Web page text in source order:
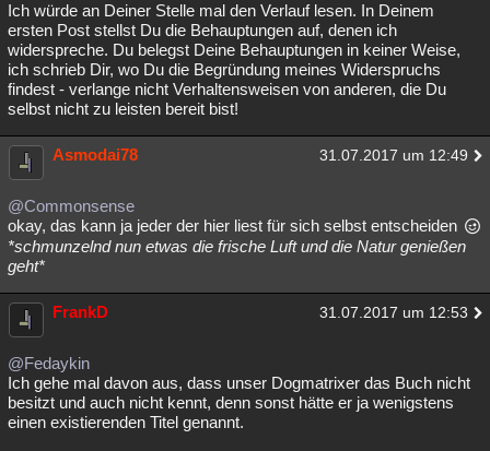
Ich würde an Deiner Stelle mal den Verlauf lesen. In Deinem
ersten Post stellst Du die Behauptungen auf, denen ich
widerspreche. Du belegst Deine Behauptungen in keiner Weise,
ich schrieb Dir, wo Du die Begründung meines Widerspruchs
findest - verlange nicht Verhaltensweisen von anderen, die Du
selbst nicht zu leisten bereit bist!
Asmodai78 31.07.2017 um 12:49
@Commonsense
okay, das kann ja jeder der hier liest für sich selbst entscheiden
*schmunzelnd nun etwas die frische Luft und die Natur genießen
geht*
FrankD 31.07.2017 um 12:53
@Fedaykin
Ich gehe mal davon aus, dass unser Dogmatrixer das Buch nicht
besitzt und auch nicht kennt, denn sonst hätte er ja wenigstens
einen existierenden Titel genannt.